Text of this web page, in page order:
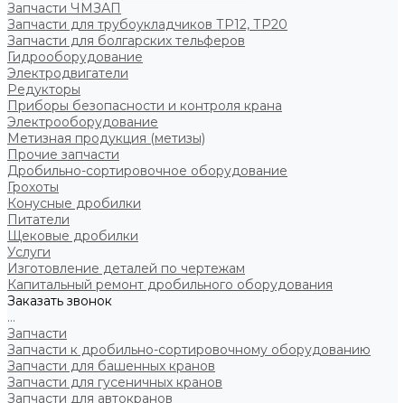
Запчасти ЧМЗАП
Запчасти для трубоукладчиков ТР12, ТР20
Запчасти для болгарских тельферов
Гидрооборудование
Электродвигатели
Редукторы
Приборы безопасности и контроля крана
Электрооборудование
Метизная продукция (метизы)
Прочие запчасти
Дробильно-сортировочное оборудование
Грохоты
Конусные дробилки
Питатели
Щековые дробилки
Услуги
Изготовление деталей по чертежам
Капитальный ремонт дробильного оборудования
Заказать звонок
...
Запчасти
Запчасти к дробильно-сортировочному оборудованию
Запчасти для башенных кранов
Запчасти для гусеничных кранов
Запчасти для автокранов